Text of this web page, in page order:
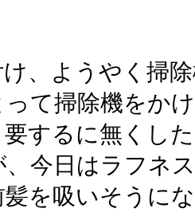
、ようやく掃
て掃除機をか
要するに無くし
、今日はラフネ
を吸いそうに